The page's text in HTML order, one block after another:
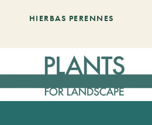
HIERBAS PERENNES